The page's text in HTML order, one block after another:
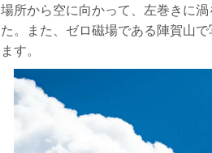
場所から空に向かって、左巻きに
た。また、ゼロ磁場である陣賀山
ます。